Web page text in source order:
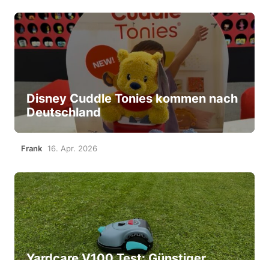
Disney Cuddle Tonies kommen nach
Deutschland
Frank 16. Apr. 2026